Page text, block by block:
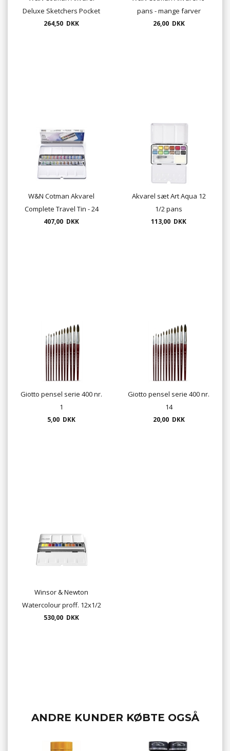
Deluxe Sketchers Pocket
Box - 20 dele i
264,50 DKK
pans - mange farver
26,00 DKK
W&N Cotman Akvarel
Complete Travel Tin - 24
stk. metalæske
407,00 DKK
Akvarel sæt Art Aqua 12
1/2 pans
113,00 DKK
Giotto pensel serie 400 nr.
1
5,00 DKK
Giotto pensel serie 400 nr.
14
20,00 DKK
Winsor & Newton
Watercolour proff. 12x1/2
pans i box
530,00 DKK
ANDRE KUNDER KØBTE OGSÅ